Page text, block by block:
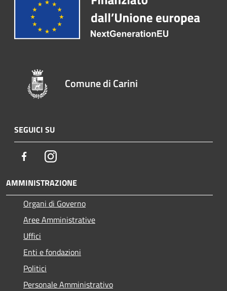
Comune di Carini
SEGUICI SU
FacebookInstagram
AMMINISTRAZIONE
Organi di Governo
Aree Amministrative
Uffici
Enti e fondazioni
Politici
Personale Amministrativo